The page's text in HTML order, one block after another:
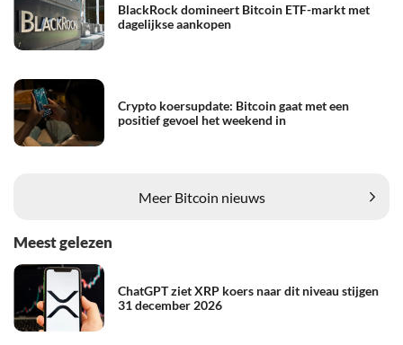
BlackRock domineert Bitcoin ETF-markt met
dagelijkse aankopen
Crypto koersupdate: Bitcoin gaat met een
positief gevoel het weekend in
Meer Bitcoin nieuws
Meest gelezen
ChatGPT ziet XRP koers naar dit niveau stijgen
31 december 2026